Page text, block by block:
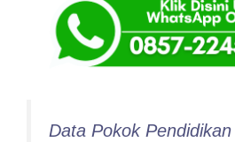
Data Pokok